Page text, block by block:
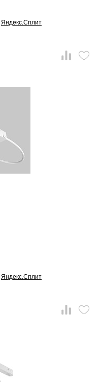
Яндекс.Сплит
Яндекс.Сплит